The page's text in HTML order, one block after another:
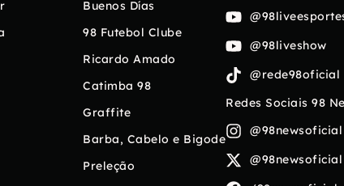
Buenos Días
98 Futebol Clube
Ricardo Amado
Catimba 98
Graffite
Barba, Cabelo e Bigode
Preleção
@98liveshow
@rede98oficial
Redes Sociais 98
@98newsoficial
@98newsoficial